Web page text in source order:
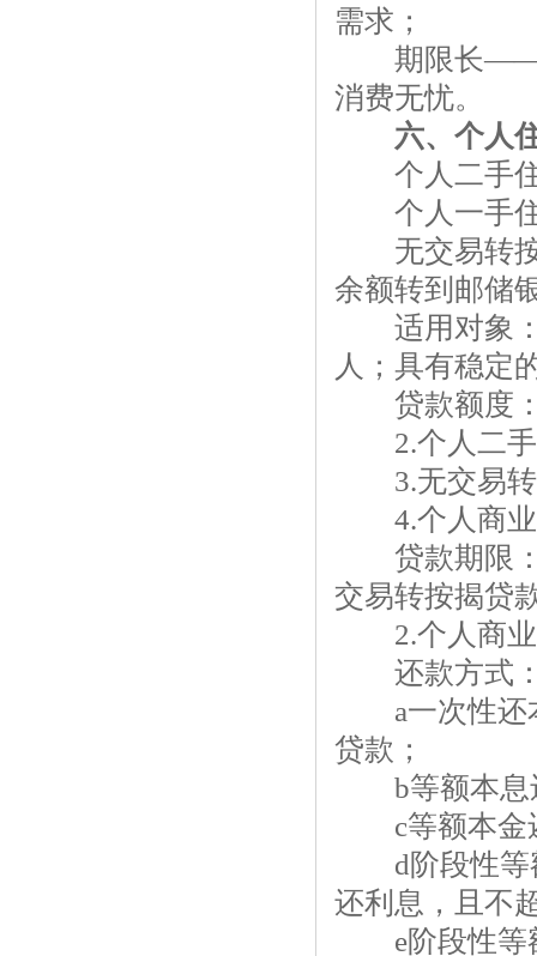
需求；
期限长——额
消费无忧。
六、个人
个人二手住
个人一手住
无交易转按
余额转到邮储
适用对象：
人；具有稳定
贷款额度：
2.个人二手
3.无交易转
4.个人商业
贷款期限：
交易转按揭贷
2.个人商业
还款方式：
a一次性还本
贷款；
b等额本息
c等额本金还
d阶段性等额
还利息，且不
e阶段性等额